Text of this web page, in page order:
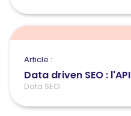
Article :
Data driven SEO :
Data SEO